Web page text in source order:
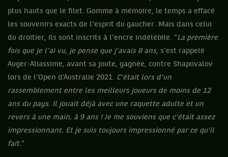
plus hauts que le filet. Gomme à mémoire, le temps a effacé
les souvenirs exacts de l’esprit du gaucher. Mais dans celui
du droitier, ils sont inscrits à l’encre indélébile. “La première
fois que je l’ai vu, je pense que j’avais 8 ans, s’est rappelé
Auger-Aliassime, avant sa joute, gagnée, contre Shapovalov
lors de l’Open d’Australie 2021. C’était lors d’un
rassemblement entre les meilleurs joueurs de moins de 12
ans du pays. Il jouait déjà avec une raquette adulte et un
revers à une main, à 9 ans ! Je me souviens que c’était assez
impressionnant. Et je suis toujours impressionné par ce qu’il
fait.”